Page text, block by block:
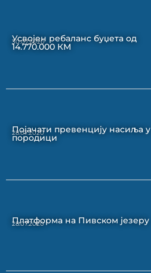
30.07.2020
Усвојен ребаланс буџета од
14.770.000 КМ
28.07.2020
Појачати превенцију насиља у
породици
28.07.2020
Платформа на Пивском језеру